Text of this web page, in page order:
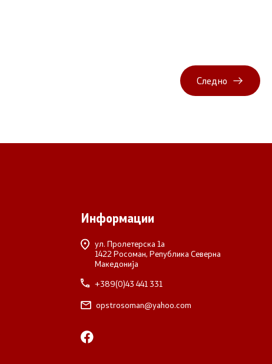
Следно
Информации
ул. Пролетерска 1а
1422 Росоман, Република Северна
Македонија
+389(0)43 441 331
opstrosoman@yahoo.com